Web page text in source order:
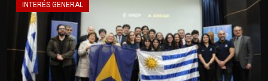
INTERÉS GENERAL